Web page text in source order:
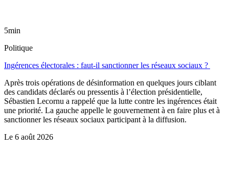
5min
Politique
Ingérences électorales : faut-il sanctionner les réseaux sociaux ?
Après trois opérations de désinformation en quelques jours ciblant
des candidats déclarés ou pressentis à l’élection présidentielle,
Sébastien Lecornu a rappelé que la lutte contre les ingérences était
une priorité. La gauche appelle le gouvernement à en faire plus et à
sanctionner les réseaux sociaux participant à la diffusion.
Le 6 août 2026